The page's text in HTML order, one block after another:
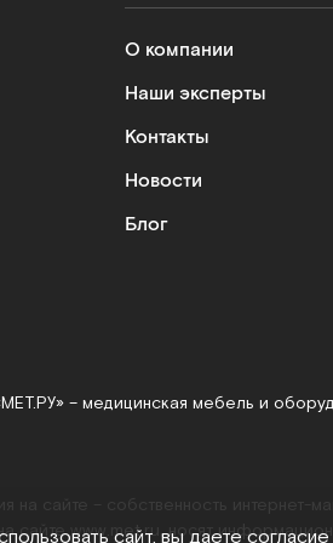
О компании
Наши эксперты
Контакты
Новости
Блог
– медицинская мебель и
на сайте – собственность
сайтеwww.met.ru , носят
сайт, вы даете согласие